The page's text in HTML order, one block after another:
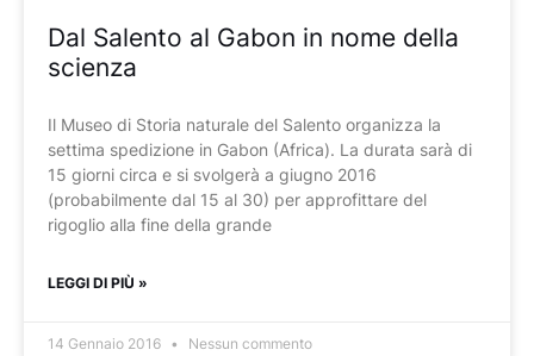
Dal Salento al Gabon in nome della
scienza
Il Museo di Storia naturale del Salento organizza la
settima spedizione in Gabon (Africa). La durata sarà di
15 giorni circa e si svolgerà a giugno 2016
(probabilmente dal 15 al 30) per approfittare del
rigoglio alla fine della grande
LEGGI DI PIÙ »
14 Gennaio 2016 Nessun commento